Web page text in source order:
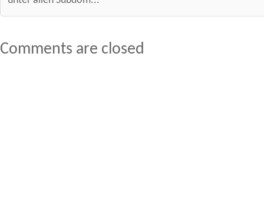
Comments are closed